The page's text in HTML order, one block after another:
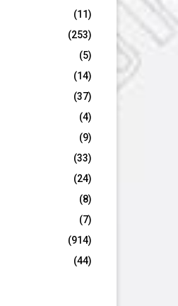
(11)
(253)
(5)
(14)
(37)
(4)
(9)
(33)
(24)
(8)
(7)
(914)
(44)